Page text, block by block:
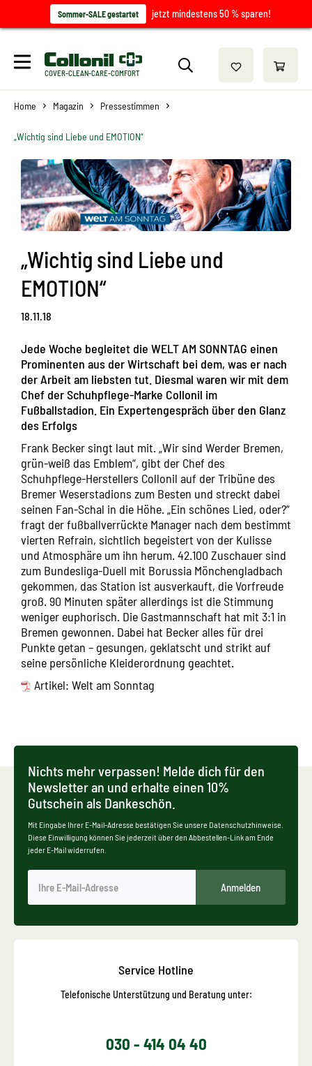
Sommer-SALE gestartet jetzt mindestens 50 % sparen!
COVER-CLEAN-CARE-COMFORT
Home Magazin Pressestimmen
„Wichtig sind Liebe und EMOTION“
„Wichtig sind Liebe und
EMOTION“
18.11.18
Jede Woche begleitet die WELT AM SONNTAG einen
Prominenten aus der Wirtschaft bei dem, was er nach
der Arbeit am liebsten tut. Diesmal waren wir mit dem
Chef der Schuhpflege-Marke Collonil im
Fußballstadion. Ein Expertengespräch über den Glanz
des Erfolgs
Frank Becker singt laut mit. „Wir sind Werder Bremen,
grün-weiß das Emblem“, gibt der Chef des
Schuhpflege-Herstellers Collonil auf der Tribüne des
Bremer Weserstadions zum Besten und streckt dabei
seinen Fan-Schal in die Höhe. „Ein schönes Lied, oder?“
fragt der fußballverrückte Manager nach dem bestimmt
vierten Refrain, sichtlich begeistert von der Kulisse
und Atmosphäre um ihn herum. 42.100 Zuschauer sind
zum Bundesliga-Duell mit Borussia Mönchengladbach
gekommen, das Station ist ausverkauft, die Vorfreude
groß. 90 Minuten später allerdings ist die Stimmung
weniger euphorisch. Die Gastmannschaft hat mit 3:1 in
Bremen gewonnen. Dabei hat Becker alles für drei
Punkte getan – gesungen, geklatscht und strikt auf
seine persönliche Kleiderordnung geachtet.
Artikel: Welt am Sonntag
Nichts mehr verpassen! Melde dich für den
Newsletter an und erhalte einen 10%
Gutschein als Dankeschön.
Mit Eingabe Ihrer E-Mail-Adresse bestätigen Sie unsere Datenschutzhinweise.
Diese Einwilligung können Sie jederzeit über den Abbestellen-Link am Ende
jeder E-Mail widerrufen.
Anmelden
Service Hotline
Telefonische Unterstützung und Beratung unter:
030 - 414 04 40